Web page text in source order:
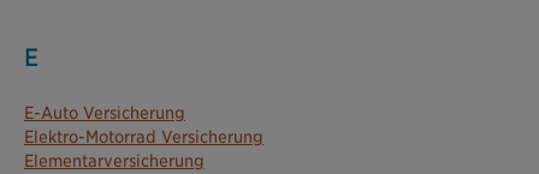
E
E-Auto Versicherung
Elektro-Motorrad Versicherung
Elementarversicherung